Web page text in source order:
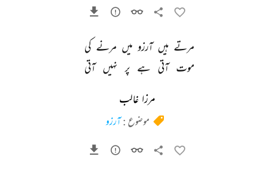
مرتے ہیں آرزو میں مرنے کی
موت آتی ہے پر نہیں آتی
مرزا غالب
موضوع :آرزو